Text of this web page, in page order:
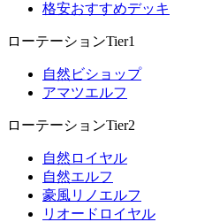
格安おすすめデッキ
ローテーションTier1
自然ビショップ
アマツエルフ
ローテーションTier2
自然ロイヤル
自然エルフ
豪風リノエルフ
リオードロイヤル